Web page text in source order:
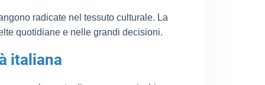
radicate nel tessuto culturale. La
quotidiane e nelle grandi decisioni.
italiana